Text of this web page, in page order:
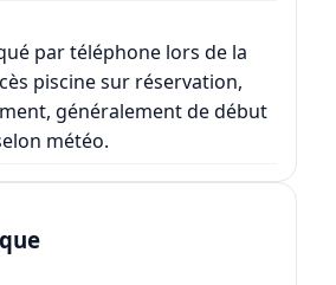
par téléphone lors de la
piscine sur réservation,
généralement de début
météo.